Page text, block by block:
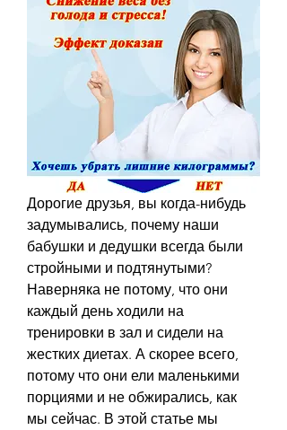
Дорогие друзья, вы когда-нибудь
задумывались, почему наши
бабушки и дедушки всегда были
стройными и подтянутыми?
Наверняка не потому, что они
каждый день ходили на
тренировки в зал и сидели на
жестких диетах. А скорее всего,
потому что они ели маленькими
порциями и не обжирались, как
мы сейчас. В этой статье мы